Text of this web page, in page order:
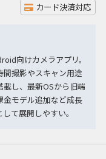
カード決済対応
向けカメラアプリ。
撮影やスキャン用途
し、最新OSから旧端
モデル追加など成長
て展開しやすい。